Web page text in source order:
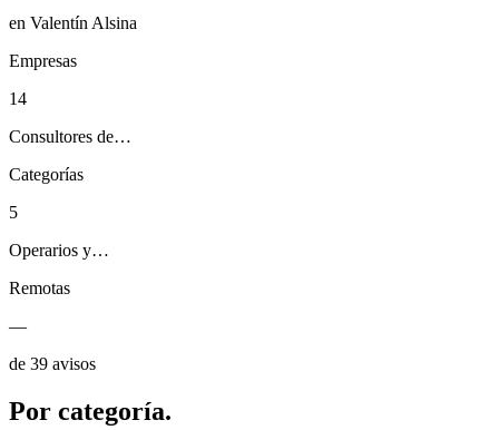
en Valentín Alsina
Empresas
14
Consultores de…
Categorías
5
Operarios y…
Remotas
—
de 39 avisos
Por categoría.